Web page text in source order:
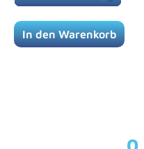
In den Warenkorb